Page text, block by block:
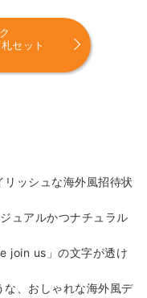
セット
ッシュな海外風招待状
ュアルかつナチュラル
join us」の文字が透け
、おしゃれな海外風デ